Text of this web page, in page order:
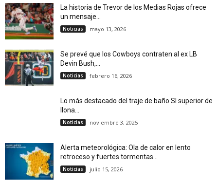
La historia de Trevor de los Medias Rojas ofrece
un mensaje...
Noticias mayo 13, 2026
Se prevé que los Cowboys contraten al ex LB
Devin Bush,...
Noticias febrero 16, 2026
Lo más destacado del traje de baño SI superior de
Ilona...
Noticias noviembre 3, 2025
Alerta meteorológica: Ola de calor en lento
retroceso y fuertes tormentas...
Noticias julio 15, 2026